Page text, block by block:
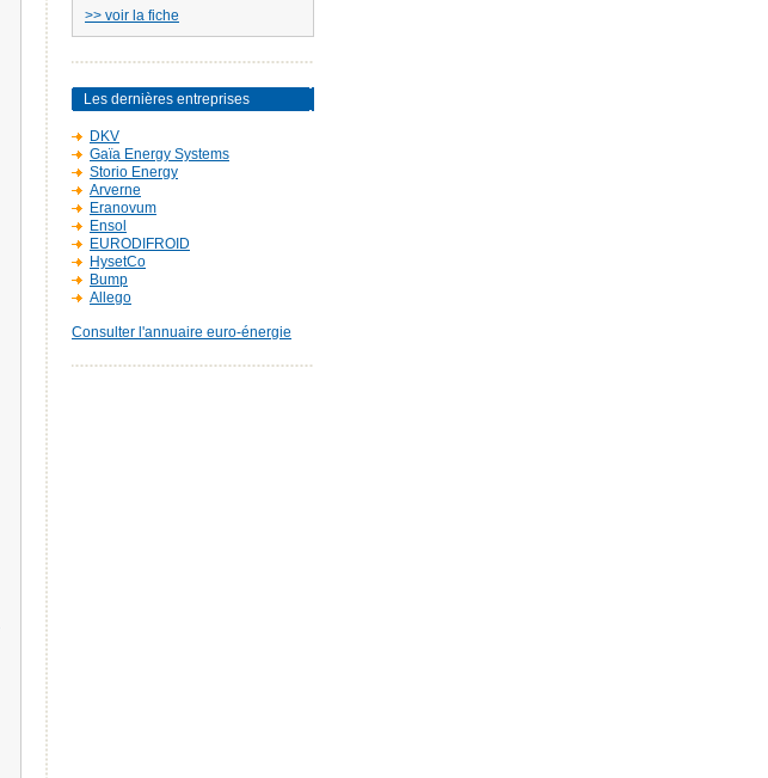
>> voir la fiche
Les dernières entreprises
DKV
Gaïa Energy Systems
Storio Energy
Arverne
Eranovum
Ensol
EURODIFROID
HysetCo
Bump
Allego
Consulter l'annuaire euro-énergie